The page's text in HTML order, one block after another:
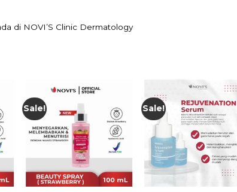
di NOVI’S Clinic Dermatology
Sale! Sale!